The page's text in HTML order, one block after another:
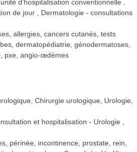
d’hospitalisation conventionnelle
de jour
Dermatologie - consultations
allergies, cancers cutanés, tests
dermatopédiatrie, génodermatoses,
pxe, angio-œdèmes
Chirurgie urologique, Urologie,
et hospitalisation - Urologie
périnée, incontinence, prostate, rein,